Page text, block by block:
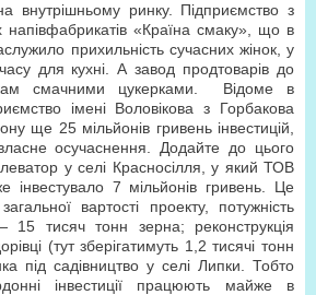
внутрішньому ринку. Підприємство з
напівфабрикатів «Країна смаку», що в
прихильність сучасних жінок, у
для кухні. А завод продтоварів до
смачними цукерками. Відоме в
імені Воловікова з Горбакова
ще 25 мільйонів гривень інвестицій,
осучаснення. Додайте до цього
у селі Красносілля, у який ТОВ
інвестувало 7 мільйонів гривень. Це
вартості проекту, потужність
15 тисяч тонн зерна; реконструкція
(тут зберігатимуть 1,2 тисячі тонн
під садівництво у селі Липки. Тобто
інвестиції працюють майже в